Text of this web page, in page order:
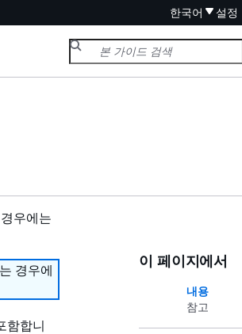
한국어 설정
우에는
경우에
함합니
이 페이지에서
내용
참고